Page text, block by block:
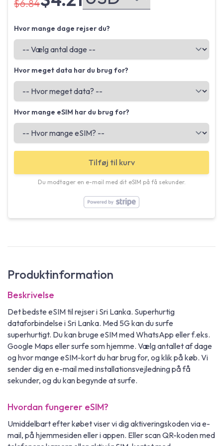
$6.84
Hvor mange dage rejser du?
Hvor meget data har du brug for?
Hvor mange eSIM har du brug for?
Tilføj til kurv
Du modtager en e-mail med dit eSIM på få sekunder.
Produktinformation
Beskrivelse
Det bedste eSIM til rejser i Sri Lanka. Superhurtig
dataforbindelse i Sri Lanka. Med 5G kan du surfe
superhurtigt. Du kan bruge eSIM med WhatsApp eller f.eks.
Google Maps eller surfe som hjemme. Vælg antallet af dage
og hvor mange eSIM-kort du har brug for, og klik på køb. Vi
sender dig en e-mail med installationsvejledning på få
sekunder, og du kan begynde at surfe.
Hvordan fungerer eSIM?
Umiddelbart efter købet viser vi dig aktiveringskoden via e-
mail, på hjemmesiden eller i appen. Eller scan QR-koden med